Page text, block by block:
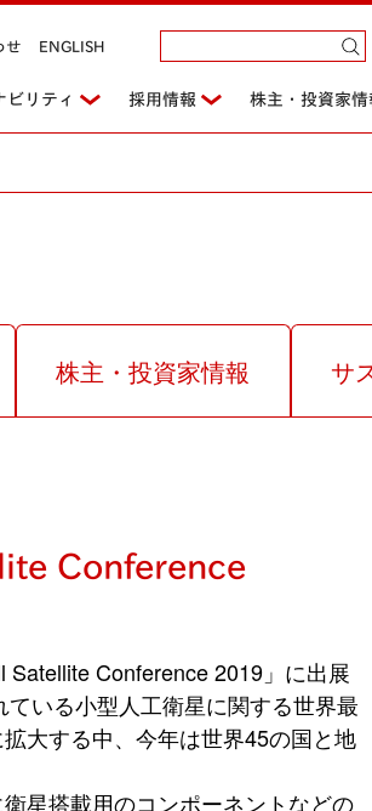
ビリティ 採用情報 株主・投資家情
せ ENGLISH
株主・投資家情報 サ
Conference
Conference 2019」に出展
いる小型人工衛星に関する世界最
大する中、今年は世界45の国と地
星搭載用のコンポーネントなどの